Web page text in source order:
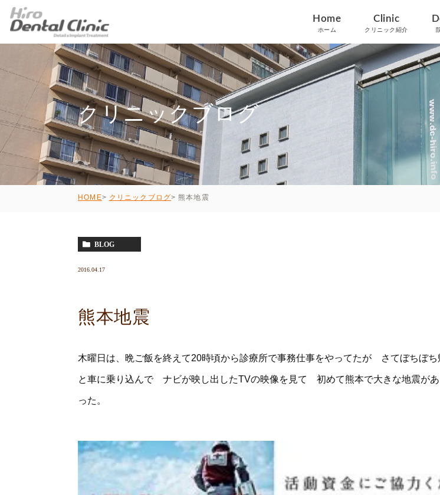
Home
ホーム
Clinic
クリニック紹介
クリニックブログ
HOME クリニックブログ 熊本地震
BLOG
2016.04.17
熊本地震
木曜日は、晩ご飯を終えて20時頃から診療所で事務仕事をやってたが さてぼちぼち
と車に乗り込んで ナビが映し出したTVの映像を見て 初めて熊本で大きな地震があ
った。